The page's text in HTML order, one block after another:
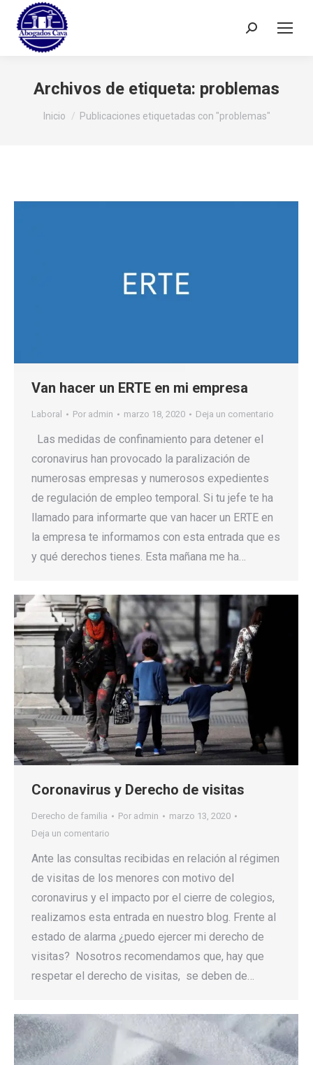
Buscar:
Archivos de etiqueta: problemas
Estás aquí:
Inicio Publicaciones etiquetadas con "problemas"
Van hacer un ERTE en mi empresa
Laboral Por admin marzo 18, 2020 Deja un comentario
Las medidas de confinamiento para detener el
coronavirus han provocado la paralización de
numerosas empresas y numerosos expedientes
de regulación de empleo temporal. Si tu jefe te ha
llamado para informarte que van hacer un ERTE en
la empresa te informamos con esta entrada que es
y qué derechos tienes. Esta mañana me ha…
Coronavirus y Derecho de visitas
Derecho de familia Por admin
marzo 13, 2020
Deja un comentario
Ante las consultas recibidas en relación al régimen
de visitas de los menores con motivo del
coronavirus y el impacto por el cierre de colegios,
realizamos esta entrada en nuestro blog. Frente al
estado de alarma ¿puedo ejercer mi derecho de
visitas? Nosotros recomendamos que, hay que
respetar el derecho de visitas, se deben de…